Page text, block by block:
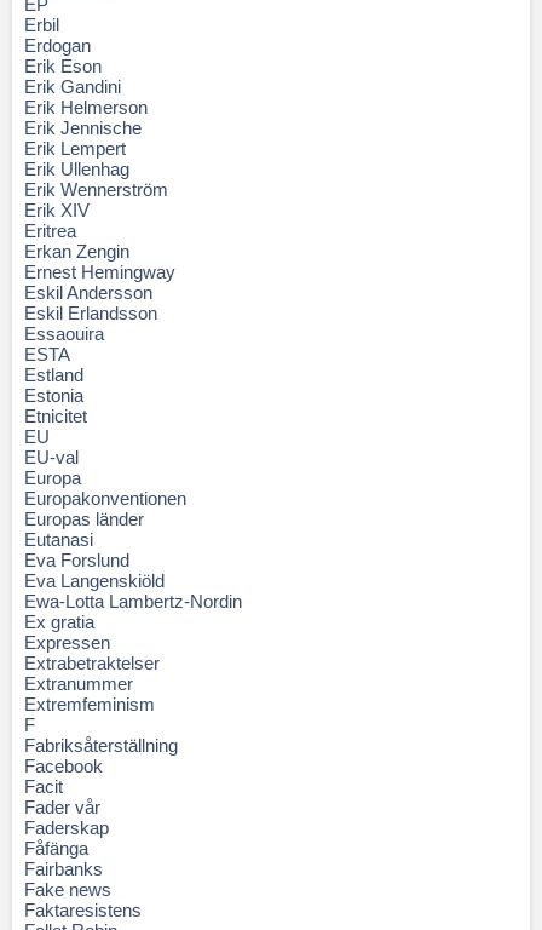
EP
Erbil
Erdogan
Erik Eson
Erik Gandini
Erik Helmerson
Erik Jennische
Erik Lempert
Erik Ullenhag
Erik Wennerström
Erik XIV
Eritrea
Erkan Zengin
Ernest Hemingway
Eskil Andersson
Eskil Erlandsson
Essaouira
ESTA
Estland
Estonia
Etnicitet
EU
EU-val
Europa
Europakonventionen
Europas länder
Eutanasi
Eva Forslund
Eva Langenskiöld
Ewa-Lotta Lambertz-Nordin
Ex gratia
Expressen
Extrabetraktelser
Extranummer
Extremfeminism
F
Fabriksåterställning
Facebook
Facit
Fader vår
Faderskap
Fåfänga
Fairbanks
Fake news
Faktaresistens